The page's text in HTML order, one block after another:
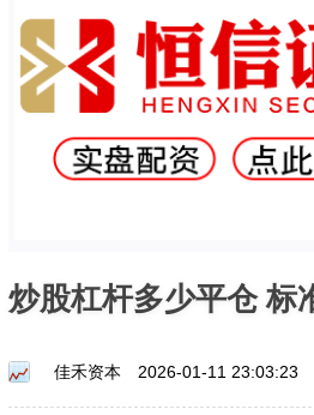
炒股杠杆多少平仓 标
佳禾资本 2026-01-11 23:03:23